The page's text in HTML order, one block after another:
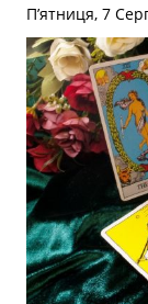
П’ятниця, 7